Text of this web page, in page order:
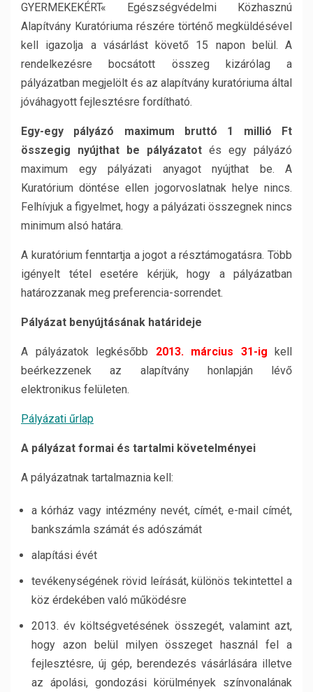
GYERMEKEKÉRT« Egészségvédelmi Közhasznú
Alapítvány Kuratóriuma részére történő megküldésével
kell igazolja a vásárlást követő 15 napon belül. A
rendelkezésre bocsátott összeg kizárólag a
pályázatban megjelölt és az alapítvány kuratóriuma által
jóváhagyott fejlesztésre fordítható.
Egy-egy pályázó maximum bruttó 1 millió Ft
összegig nyújthat be pályázatot és egy pályázó
maximum egy pályázati anyagot nyújthat be. A
Kuratórium döntése ellen jogorvoslatnak helye nincs.
Felhívjuk a figyelmet, hogy a pályázati összegnek nincs
minimum alsó határa.
A kuratórium fenntartja a jogot a résztámogatásra. Több
igényelt tétel esetére kérjük, hogy a pályázatban
határozzanak meg preferencia-sorrendet.
Pályázat benyújtásának határideje
A pályázatok legkésőbb 2013. március 31-ig kell
beérkezzenek az alapítvány honlapján lévő
elektronikus felületen.
Pályázati űrlap
A pályázat formai és tartalmi követelményei
A pályázatnak tartalmaznia kell:
a kórház vagy intézmény nevét, címét, e-mail címét,
bankszámla számát és adószámát
alapítási évét
tevékenységének rövid leírását, különös tekintettel a
köz érdekében való működésre
2013. év költségvetésének összegét, valamint azt,
hogy azon belül milyen összeget használ fel a
fejlesztésre, új gép, berendezés vásárlására illetve
az ápolási, gondozási körülmények színvonalának